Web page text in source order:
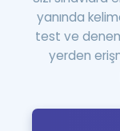
yanında
test ve
yerden